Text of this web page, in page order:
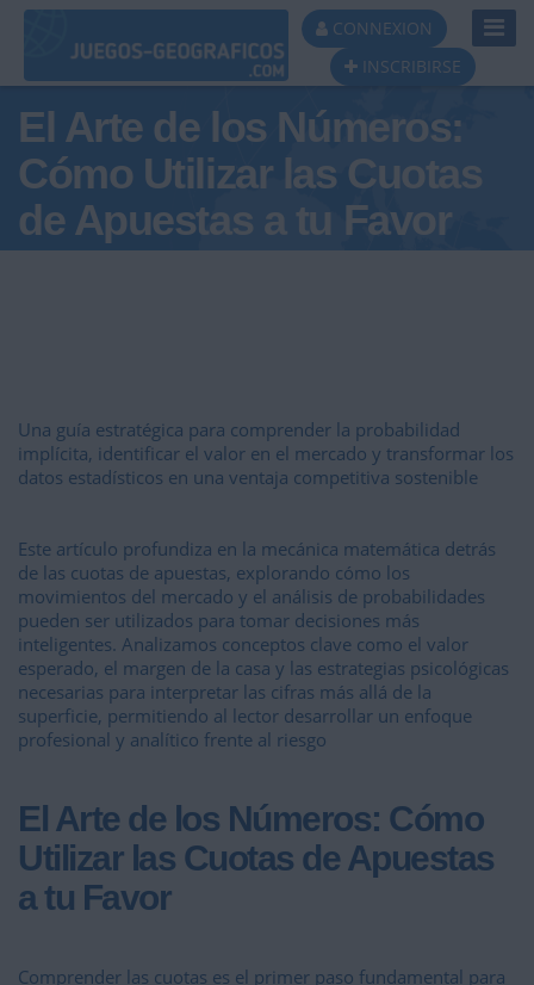
CONNEXION
INSCRIBIRSE
El Arte de los Números:
Cómo Utilizar las Cuotas
de Apuestas a tu Favor
Una guía estratégica para comprender la probabilidad
implícita, identificar el valor en el mercado y transformar los
datos estadísticos en una ventaja competitiva sostenible
Este artículo profundiza en la mecánica matemática detrás
de las cuotas de apuestas, explorando cómo los
movimientos del mercado y el análisis de probabilidades
pueden ser utilizados para tomar decisiones más
inteligentes. Analizamos conceptos clave como el valor
esperado, el margen de la casa y las estrategias psicológicas
necesarias para interpretar las cifras más allá de la
superficie, permitiendo al lector desarrollar un enfoque
profesional y analítico frente al riesgo
El Arte de los Números: Cómo
Utilizar las Cuotas de Apuestas
a tu Favor
Comprender las cuotas es el primer paso fundamental para